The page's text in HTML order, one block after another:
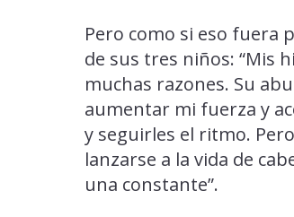
Pero como si eso fuera
de sus tres niños: “Mis
muchas razones. Su
aumentar mi fuerza y
y seguirles el ritmo.
lanzarse a la vida de
una constante”.